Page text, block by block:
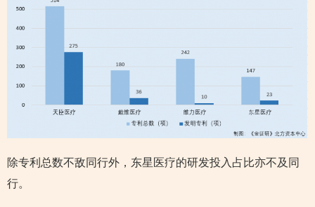
除专利总数不敌同行外，东星医疗的研发投入占比亦不及同
行。